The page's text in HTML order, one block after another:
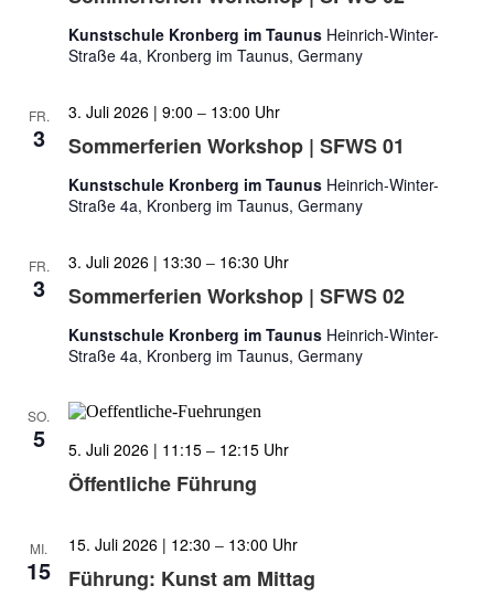
Kunstschule Kronberg im Taunus Heinrich-Winter-
Straße 4a, Kronberg im Taunus, Germany
FR.
3 Sommerferien Workshop | SFWS 01
3. Juli 2026 | 9:00 – 13:00
Kunstschule Kronberg im Taunus Heinrich-Winter-
Straße 4a, Kronberg im Taunus, Germany
FR.
3 Sommerferien Workshop | SFWS 02
3. Juli 2026 | 13:30 – 16:30
Kunstschule Kronberg im Taunus Heinrich-Winter-
Straße 4a, Kronberg im Taunus, Germany
SO.
5
Öffentliche Führung
5. Juli 2026 | 11:15 – 12:15
MI.
15 Führung: Kunst am Mittag
15. Juli 2026 | 12:30 – 13:00